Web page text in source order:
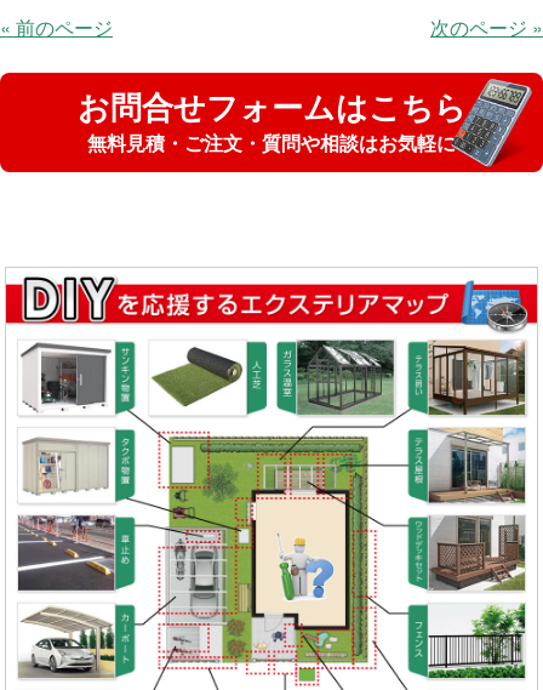
« 前のページ 次のページ »
お問合せフォームはこちら
無料見積・ご注文・質問や相談はお気軽に